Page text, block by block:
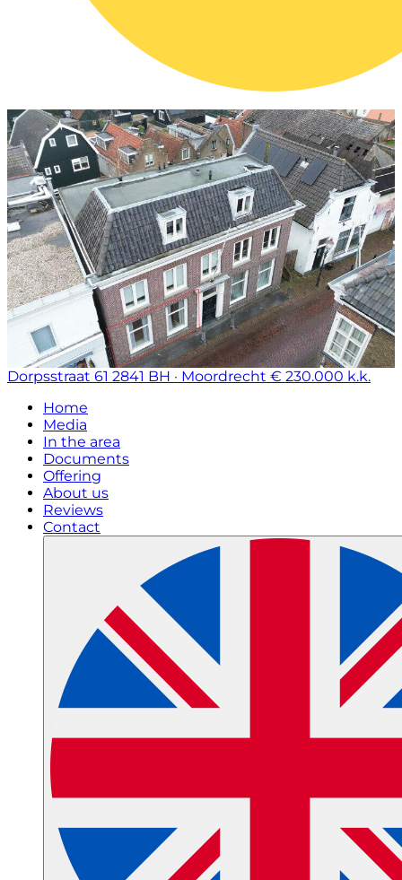
Dorpsstraat 61 2841 BH · Moordrecht € 230.000 k.k.
Home
Media
In the area
Documents
Offering
About us
Reviews
Contact